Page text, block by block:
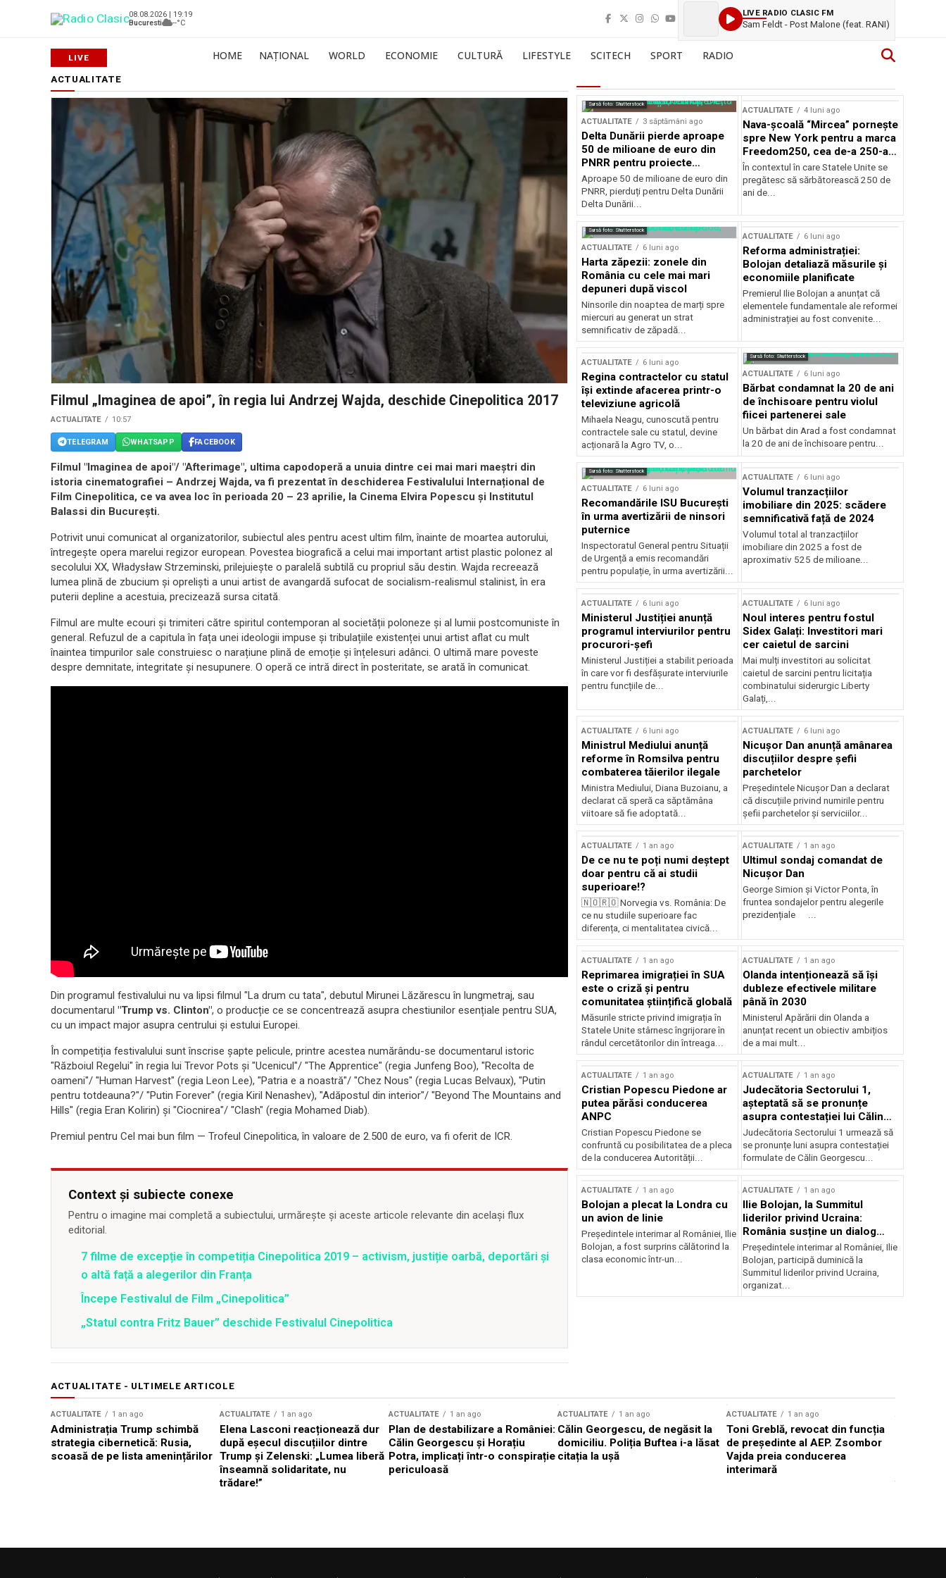
08.08.2026 | 19:19
Bucuresti
--°C
LIVE RADIO CLASIC FM
Sam Feldt - Post Malone (feat. RANI)
HOME NAȚIONAL WORLD ECONOMIE CULTURĂ LIFESTYLE SCITECH SPORT RADIO
ACTUALITATE
Filmul „Imaginea de apoi”, în regia lui Andrzej Wajda, deschide Cinepolitica 2017
ACTUALITATE 10:57
TELEGRAM WHATSAPP FACEBOOK
Filmul "Imaginea de apoi"/ "Afterimage", ultima capodoperă a unuia dintre cei mai mari maeștri din
istoria cinematografiei – Andrzej Wajda, va fi prezentat în deschiderea Festivalului Internațional de
Film Cinepolitica, ce va avea loc în perioada 20 – 23 aprilie, la Cinema Elvira Popescu și Institutul
Balassi din București.
Potrivit unui comunicat al organizatorilor, subiectul ales pentru acest ultim film, înainte de moartea autorului,
întregește opera marelui regizor european. Povestea biografică a celui mai important artist plastic polonez al
secolului XX, Władysław Strzeminski, prilejuiește o paralelă subtilă cu propriul său destin. Wajda recreează
lumea plină de zbucium și opreliști a unui artist de avangardă sufocat de socialism-realismul stalinist, în era
puterii depline a acestuia, precizează sursa citată.
Filmul are multe ecouri și trimiteri către spiritul contemporan al societății poloneze și al lumii postcomuniste în
general. Refuzul de a capitula în fața unei ideologii impuse și tribulațiile existenței unui artist aflat cu mult
înaintea timpurilor sale construiesc o narațiune plină de emoție și înțelesuri adânci. O ultimă mare poveste
despre demnitate, integritate și nesupunere. O operă ce intră direct în posteritate, se arată în comunicat.
Din programul festivalului nu va lipsi filmul "La drum cu tata", debutul Mirunei Lăzărescu în lungmetraj, sau
documentarul "Trump vs. Clinton", o producție ce se concentrează asupra chestiunilor esențiale pentru SUA,
cu un impact major asupra centrului și estului Europei.
În competiția festivalului sunt înscrise șapte pelicule, printre acestea numărându-se documentarul istoric
"Războiul Regelui" în regia lui Trevor Pots și "Ucenicul"/ "The Apprentice" (regia Junfeng Boo), "Recolta de
oameni"/ "Human Harvest" (regia Leon Lee), "Patria e a noastră"/ "Chez Nous" (regia Lucas Belvaux), "Putin
pentru totdeauna?"/ "Putin Forever" (regia Kiril Nenashev), "Adăpostul din interior"/ "Beyond The Mountains and
Hills" (regia Eran Kolirin) și "Ciocnirea"/ "Clash" (regia Mohamed Diab).
Premiul pentru Cel mai bun film — Trofeul Cinepolitica, în valoare de 2.500 de euro, va fi oferit de ICR.
Context și subiecte conexe
Pentru o imagine mai completă a subiectului, urmărește și aceste articole relevante din același flux
editorial.
7 filme de excepție în competiția Cinepolitica 2019 – activism, justiție oarbă, deportări și
o altă față a alegerilor din Franța
Începe Festivalul de Film „Cinepolitica”
„Statul contra Fritz Bauer” deschide Festivalul Cinepolitica
Sursă foto: Shutterstock
ACTUALITATE 3 săptămâni ago
Delta Dunării pierde aproape
50 de milioane de euro din
PNRR pentru proiecte
esențiale
Aproape 50 de milioane de euro din
PNRR, pierduți pentru Delta Dunării
Delta Dunării...
ACTUALITATE 4 luni ago
Nava-școală “Mircea” pornește
spre New York pentru a marca
Freedom250, cea de-a 250-a
aniversare a Statelor Unite
În contextul în care Statele Unite se
pregătesc să sărbătorească 250 de
ani de...
Sursă foto: Shutterstock
ACTUALITATE 6 luni ago
Harta zăpezii: zonele din
România cu cele mai mari
depuneri după viscol
Ninsorile din noaptea de marți spre
miercuri au generat un strat
semnificativ de zăpadă...
ACTUALITATE 6 luni ago
Reforma administrației:
Bolojan detaliază măsurile și
economiile planificate
Premierul Ilie Bolojan a anunțat că
elementele fundamentale ale reformei
administrației au fost convenite...
ACTUALITATE 6 luni ago
Regina contractelor cu statul
își extinde afacerea printr-o
televiziune agricolă
Mihaela Neagu, cunoscută pentru
contractele sale cu statul, devine
acționară la Agro TV, o...
Sursă foto: Shutterstock
ACTUALITATE 6 luni ago
Bărbat condamnat la 20 de ani
de închisoare pentru violul
fiicei partenerei sale
Un bărbat din Arad a fost condamnat
la 20 de ani de închisoare pentru...
Sursă foto: Shutterstock
ACTUALITATE 6 luni ago
Recomandările ISU București
în urma avertizării de ninsori
puternice
Inspectoratul General pentru Situații
de Urgență a emis recomandări
pentru populație, în urma avertizării...
ACTUALITATE 6 luni ago
Volumul tranzacțiilor
imobiliare din 2025: scădere
semnificativă față de 2024
Volumul total al tranzacțiilor
imobiliare din 2025 a fost de
aproximativ 525 de milioane...
ACTUALITATE 6 luni ago
Ministerul Justiției anunță
programul interviurilor pentru
procurori-șefi
Ministerul Justiției a stabilit perioada
în care vor fi desfășurate interviurile
pentru funcțiile de...
ACTUALITATE 6 luni ago
Noul interes pentru fostul
Sidex Galați: Investitori mari
cer caietul de sarcini
Mai mulți investitori au solicitat
caietul de sarcini pentru licitația
combinatului siderurgic Liberty
Galați,...
ACTUALITATE 6 luni ago
Ministrul Mediului anunță
reforme în Romsilva pentru
combaterea tăierilor ilegale
Ministra Mediului, Diana Buzoianu, a
declarat că speră ca săptămâna
viitoare să fie adoptată...
ACTUALITATE 6 luni ago
Nicușor Dan anunță amânarea
discuțiilor despre șefii
parchetelor
Președintele Nicușor Dan a declarat
că discuțiile privind numirile pentru
șefii parchetelor și serviciilor...
ACTUALITATE 1 an ago
De ce nu te poți numi deștept
doar pentru că ai studii
superioare!?
🇳🇴🇷🇴 Norvegia vs. România: De
ce nu studiile superioare fac
diferența, ci mentalitatea civică...
ACTUALITATE 1 an ago
Ultimul sondaj comandat de
Nicușor Dan
George Simion și Victor Ponta, în
fruntea sondajelor pentru alegerile
prezidențiale ...
ACTUALITATE 1 an ago
Reprimarea imigrației în SUA
este o criză și pentru
comunitatea științifică globală
Măsurile stricte privind imigrația în
Statele Unite stârnesc îngrijorare în
rândul cercetătorilor din întreaga...
ACTUALITATE 1 an ago
Olanda intenționează să își
dubleze efectivele militare
până în 2030
Ministerul Apărării din Olanda a
anunțat recent un obiectiv ambițios
de a mai mult...
ACTUALITATE 1 an ago
Cristian Popescu Piedone ar
putea părăsi conducerea
ANPC
Cristian Popescu Piedone se
confruntă cu posibilitatea de a pleca
de la conducerea Autorității...
ACTUALITATE 1 an ago
Judecătoria Sectorului 1,
așteptată să se pronunțe
asupra contestației lui Călin
Georgescu privind controlul
judiciar
Judecătoria Sectorului 1 urmează să
se pronunțe luni asupra contestației
formulate de Călin Georgescu...
ACTUALITATE 1 an ago
Bolojan a plecat la Londra cu
un avion de linie
Președintele interimar al României, Ilie
Bolojan, a fost surprins călătorind la
clasa economic într-un...
ACTUALITATE 1 an ago
Ilie Bolojan, la Summitul
liderilor privind Ucraina:
România susține un dialog
transatlantic pentru securitate
și stabilitate
Președintele interimar al României, Ilie
Bolojan, participă duminică la
Summitul liderilor privind Ucraina,
organizat...
ACTUALITATE - ULTIMELE ARTICOLE
ACTUALITATE 1 an ago
Administrația Trump schimbă
strategia cibernetică: Rusia,
scoasă de pe lista amenințărilor
ACTUALITATE 1 an ago
Elena Lasconi reacționează dur
după eșecul discuțiilor dintre
Trump și Zelenski: „Lumea liberă
înseamnă solidaritate, nu
trădare!”
ACTUALITATE 1 an ago
Plan de destabilizare a României:
Călin Georgescu și Horațiu
Potra, implicați într-o conspirație
periculoasă
ACTUALITATE 1 an ago
Călin Georgescu, de negăsit la
domiciliu. Poliția Buftea i-a lăsat
citația la ușă
ACTUALITATE 1 an ago
Toni Greblă, revocat din funcția
de președinte al AEP. Zsombor
Vajda preia conducerea
interimară